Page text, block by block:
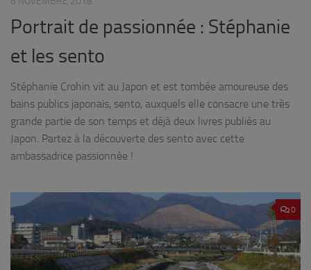
Portrait de passionnée : Stéphanie
et les sento
Stéphanie Crohin vit au Japon et est tombée amoureuse des
bains publics japonais, sento, auxquels elle consacre une très
grande partie de son temps et déjà deux livres publiés au
Japon. Partez à la découverte des sento avec cette
ambassadrice passionnée !
0